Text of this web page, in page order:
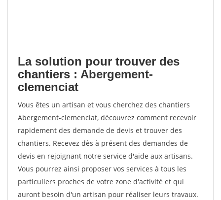
La solution pour trouver des
chantiers : Abergement-
clemenciat
Vous êtes un artisan et vous cherchez des chantiers
Abergement-clemenciat, découvrez comment recevoir
rapidement des demande de devis et trouver des
chantiers. Recevez dès à présent des demandes de
devis en rejoignant notre service d'aide aux artisans.
Vous pourrez ainsi proposer vos services à tous les
particuliers proches de votre zone d'activité et qui
auront besoin d'un artisan pour réaliser leurs travaux.